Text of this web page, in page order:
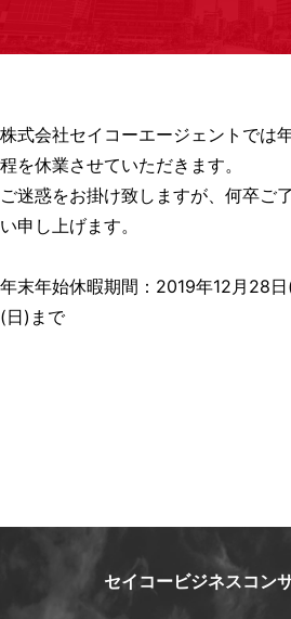
株式会社セイコーエージェントでは
程を休業させていただきます。
ご迷惑をお掛け致しますが、何卒ご
い申し上げます。
年末年始休暇期間：2019年12月28
(日)まで
セイコービジネスコン